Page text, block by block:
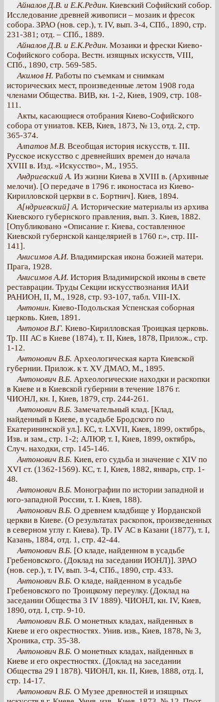
Айналов Д.В. и Е.К.Редин. Киевский Софийский собор.
Исследование древней живописи – мозаик и фресок
собора. ЗРАО (нов. сер.), т. IV, вып. З-4, СПб., 1890, стр.
231-381; отд. – СПб., 1889.
Айналов Д.В. и Е.К.Редин. Мозаики и фрески Киево-
Софийского собора. Вестн. изящных искусств, VIII,
СПб., 1890, стр. 569-585.
Акимов Н. Работы по съемкам и снимкам
исторических мест, произведенные летом 1908 года
членами Общества. ВИВ, кн. 1-2, Киев, 1909, стр. 108-
111.
Акты, касающиеся отобрания Киево-Софийского
собора от униатов. КЕВ, Киев, 1873, № 13, отд. 2, стр.
365-374.
Алпатов М.В. Всеобщая история искусств, т. III.
Русское искусство с древнейших времен до начала
XVIII в. Изд. «Искусство», М., 1955.
Андриевский А. Из жизни Киева в XVIII в. (Архивные
мелочи). [О передаче в 1796 г. иконостаса из Киево-
Кирилловской церкви в с. Бортнич]. Киев, 1894.
А[ндриевский] А. Исторические материалы из архива
Киевского губернского правления, вып. 3. Киев, 1882.
[Опубликовано «Описание г. Киева, составленное
Киевской губернской канцелярией в 1760 г.», стр. III-
141].
Анисимов А.И. Владимирская икона божией матери.
Прага, 1928.
Анисимов А.И. История Владимирской иконы в свете
реставрации. Труды Секции искусствознания ИАИ
РАНИОН, II, М., 1928, стр. 93-107, табл. VIII-IX.
Антонин. Киево-Подольская Успенская соборная
церковь. Киев, 1891.
Антонов В.Г. Киево-Кирилловская Троицкая церковь.
Тр. III АС в Киеве (1874), т. II, Киев, 1878, Прилож., стр.
1-12.
Антонович В.Б. Археологическая карта Киевской
губернии. Прилож. к т. XV ДМАО, М., 1895.
Антонович В.Б. Археологические находки и раскопки
в Киеве и в Киевской губернии в течение 1876 г.
ЧИОНЛ, кн. I, Киев, 1879, стр. 244-261.
Антонович В.Б. Замечательный клад. [Клад,
найденный в Киеве, в усадьбе Бродского по
Екатерининской ул.]. КС, т. LXVII, Киев, 1899, октябрь,
Изв. и зам., стр. 1-2; АЛЮР, т. I, Киев, 1899, октябрь,
Случ. находки, стр. 145-146.
Антонович В.Б. Киев, его судьба и значение с XIV по
XVI ст. (1362-1569). КС, т. I, Киев, 1882, январь, стр. 1-
48.
Антонович В.Б. Монографии по истории западной и
юго-западной России, т. I. Киев, 188).
Антонович В.Б. О древнем кладбище у Иорданской
церкви в Киеве. (О результатах раскопок, произведенных
в северном углу г. Киева). Тр. IV АС в Казани (1877), т. I,
Казань, 1884, отд. 1, стр. 42-44.
Антонович В.Б. [О кладе, найденном в усадьбе
Гребеновского. (Доклад на заседании ИОНЛ)]. ЗРАО
(нов. сер.), т. IV, вып. 3-4, СПб., 1890, стр. 433.
Антонович В.Б. О кладе, найденном в усадьбе
Гребеновского по Троицкому переулку. (Доклад на
заседании Общества 3 IV 1889). ЧИОНЛ, кн. IV, Киев,
1890, отд. I, стр. 9-10.
Антонович В.Б. О монетных кладах, найденных в
Киеве и его окрестностях. Унив. изв., Киев, 1878, № 3,
Хроника, стр. 35-38.
Антонович В.Б. О монетных кладах, найденных в
Киеве и его окрестностях. (Доклад на заседании
Общества 29 I 1878). ЧИОНЛ, кн. II, Киев, 1888, отд. I,
стр. 14-17.
Антонович В.Б. О Музее древностей и изящных